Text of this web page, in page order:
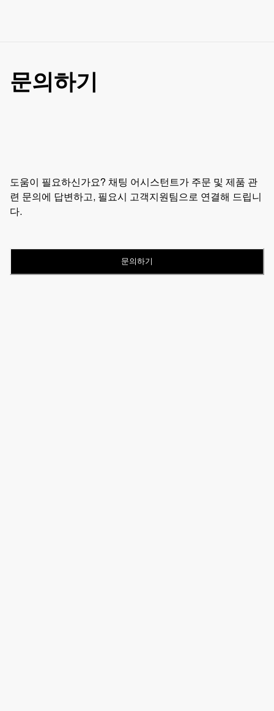
문의하기
도움이 필요하신가요? 채팅 어시스턴트가 주문 및 제품 관
련 문의에 답변하고, 필요시 고객지원팀으로 연결해 드립니
다.
문의하기